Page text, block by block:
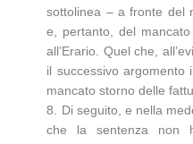
sottolinea – a fronte del
e, pertanto, del mancato
all’Erario. Quel che,
il successivo argomento
mancato storno delle
8. Di seguito, e nella
che la sentenza non